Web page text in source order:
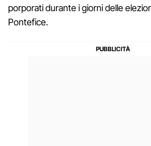
porporati durante i giorni delle
Pontefice.